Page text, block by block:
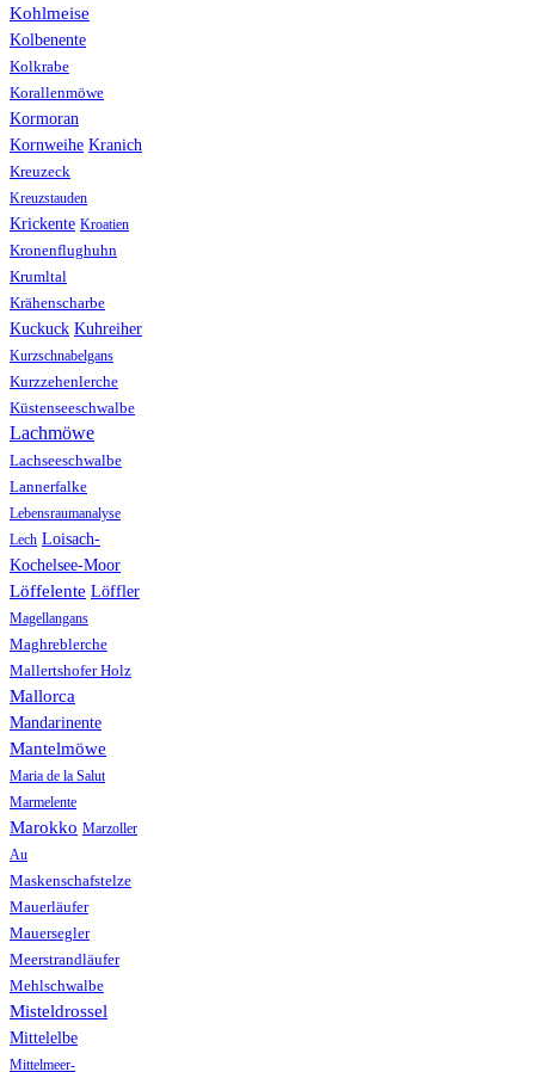
Kohlmeise
Kolbenente
Kolkrabe
Korallenmöwe
Kormoran
Kornweihe Kranich
Kreuzeck
Kreuzstauden
Krickente Kroatien
Kronenflughuhn
Krumltal
Krähenscharbe
Kuckuck Kuhreiher
Kurzschnabelgans
Kurzzehenlerche
Küstenseeschwalbe
Lachmöwe
Lachseeschwalbe
Lannerfalke
Lebensraumanalyse
Lech Loisach-
Kochelsee-Moor
Löffelente Löffler
Magellangans
Maghreblerche
Mallertshofer Holz
Mallorca
Mandarinente
Mantelmöwe
Maria de la Salut
Marmelente
Marokko Marzoller
Au
Maskenschafstelze
Mauerläufer
Mauersegler
Meerstrandläufer
Mehlschwalbe
Misteldrossel
Mittelelbe
Mittelmeer-